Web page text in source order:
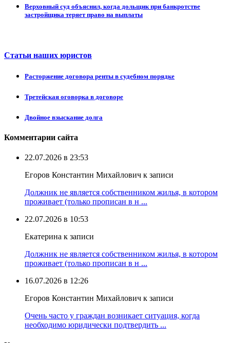
Верховный суд объяснил, когда дольщик при банкротстве
застройщика теряет право на выплаты
Статьи наших юристов
Расторжение договора ренты в судебном порядке
Третейская оговорка в договоре
Двойное взыскание долга
Комментарии сайта
22.07.2026 в 23:53
Егоров Константин Михайлович к записи
Должник не является собственником жилья, в котором
проживает (только прописан в н ...
22.07.2026 в 10:53
Екатерина к записи
Должник не является собственником жилья, в котором
проживает (только прописан в н ...
16.07.2026 в 12:26
Егоров Константин Михайлович к записи
Очень часто у граждан возникает ситуация, когда
необходимо юридически подтвердить ...